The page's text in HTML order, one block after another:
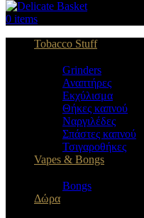
0 items
Tobacco Stuff
Grinders
Αναπτήρες
Εκχύλισμα
Θήκες καπνού
Ναργιλέδες
Σπάστες καπνού
Τσιγαροθήκες
Vapes & Bongs
Bongs
Δώρα